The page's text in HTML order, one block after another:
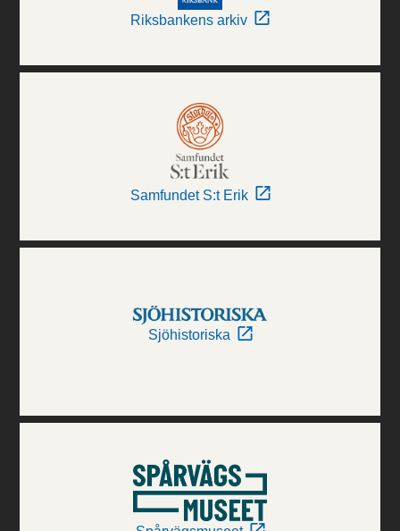
Riksbankens arkiv
Samfundet S:t Erik
Sjöhistoriska